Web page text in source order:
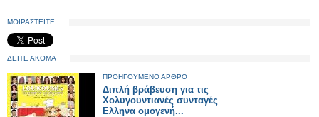
ΜΟΙΡΑΣΤΕΙΤΕ
ΔΕΙΤΕ ΑΚΟΜΑ
ΠΡΟΗΓΟΥΜΕΝΟ ΑΡΘΡΟ
Διπλή βράβευση για τις
Χολυγουντιανές συνταγές
Ελληνα ομογενή...